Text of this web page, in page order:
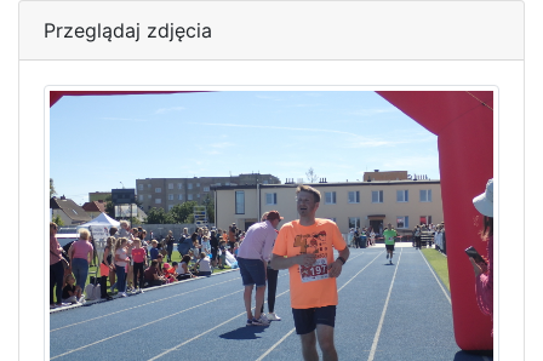
Przeglądaj zdjęcia